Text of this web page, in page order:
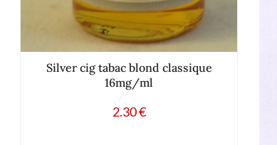
Silver cig tabac blond classique
16mg/ml
2.30€